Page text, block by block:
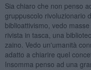
Sia chiaro che non penso
gruppuscolo rivoluzionario
biblioattivismo, vedo
rivista in tasca, una
zaino. Vedo un'umanità
adatto a chiarire quel
Insomma penso ad una